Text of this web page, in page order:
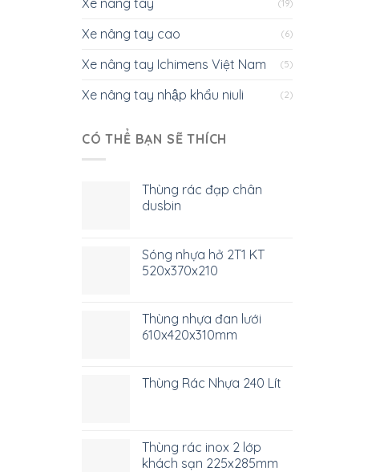
Xe nâng tay (19)
Xe nâng tay cao (6)
Xe nâng tay Ichimens Việt Nam (5)
Xe nâng tay nhập khẩu niuli (2)
CÓ THỂ BẠN SẼ THÍCH
Thùng rác đạp chân
dusbin
Sóng nhựa hở 2T1 KT
520x370x210
Thùng nhựa đan lưới
610x420x310mm
Thùng Rác Nhựa 240 Lít
Thùng rác inox 2 lớp
khách sạn 225x285mm